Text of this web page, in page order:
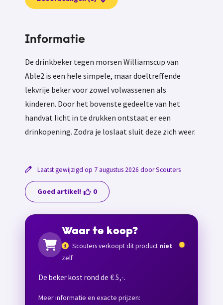
Informatie
De drinkbeker tegen morsen Williamscup van
Able2 is een hele simpele, maar doeltreffende
lekvrije beker voor zowel volwassenen als
kinderen. Door het bovenste gedeelte van het
handvat licht in te drukken ontstaat er een
drinkopening. Zodra je loslaat sluit deze zich weer.
Laatst gewijzigd op 7 augustus 2026 door Scouters
Goed artikel! 0
Waar te koop?
Scouters verkoopt dit product niet
zelf
De beker kost rond de € 5,-.
Meer informatie en exacte prijzen: